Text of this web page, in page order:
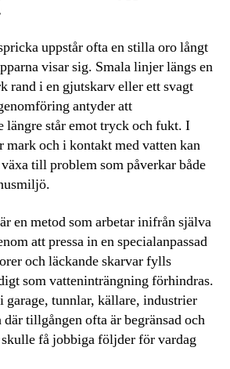
uppstår ofta en stilla oro långt
visar sig. Smala linjer längs en
rand i en gjutskarv eller ett svagt
antyder att
längre står emot tryck och fukt. I
mark och i kontakt med vatten kan
till problem som påverkar både
en metod som arbetar inifrån själva
att pressa in en specialanpassad
och läckande skarvar fylls
som vatteninträngning förhindras.
garage, tunnlar, källare, industrier
tillgången ofta är begränsad och
få jobbiga följder för vardag